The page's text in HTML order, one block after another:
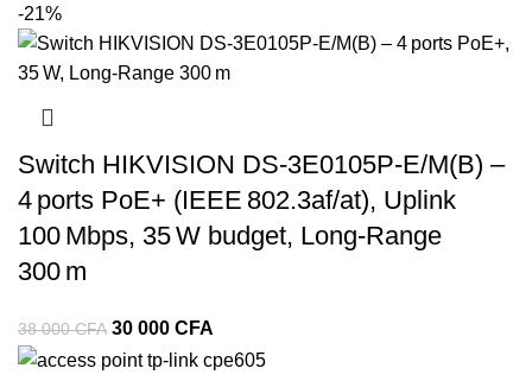
-21%
Switch HIKVISION DS‑3E0105P‑E/M(B) –
4 ports PoE+ (IEEE 802.3af/at), Uplink
100 Mbps, 35 W budget, Long‑Range
300 m
38 000CFA 30 000 CFA